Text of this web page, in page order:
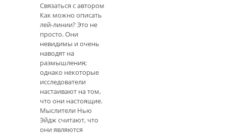
Связаться с автором
Как можно описать
лей-линии? Это не
просто. Они
невидимы и очень
наводят на
размышления;
однако некоторые
исследователи
настаивают на том,
что они настоящие.
Мыслители Нью
Эйдж считают, что
они являются